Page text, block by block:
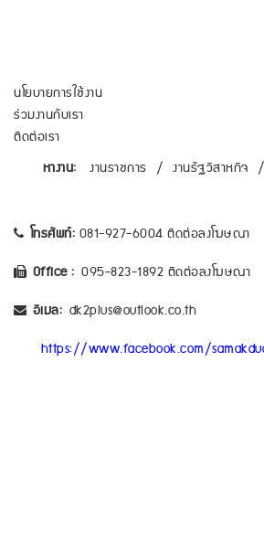
นโยบายการใช้งาน
ร่วมงานกับเรา
ติดต่อเรา
หางาน:
งานราชการ / งานรัฐวิสาหกิจ /
โทรศัพท์: 081-927-6004 ติดต่อลงโฆษณา
Office : 095-823-1892 ติดต่อลงโฆษณา
อีเมล: dk2plus@outlook.co.th
https://www.facebook.com/